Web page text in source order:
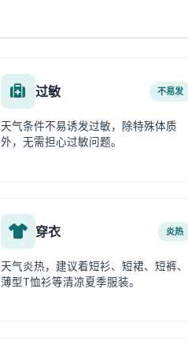
过敏 不易发
天气条件不易诱发过敏，除特殊体质
外，无需担心过敏问题。
穿衣 炎热
天气炎热，建议着短衫、短裙、短裤、
薄型T恤衫等清凉夏季服装。